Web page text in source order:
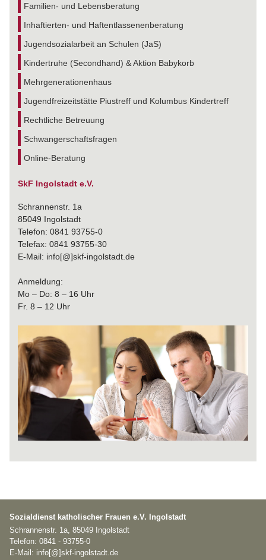
Familien- und Lebensberatung
Inhaftierten- und Haftentlassenenberatung
Jugendsozialarbeit an Schulen (JaS)
Kindertruhe (Secondhand) & Aktion Babykorb
Mehrgenerationenhaus
Jugendfreizeitstätte Piustreff und Kolumbus Kindertreff
Rechtliche Betreuung
Schwangerschaftsfragen
Online-Beratung
SkF Ingolstadt e.V.
Schrannenstr. 1a
85049 Ingolstadt
Telefon: 0841 93755-0
Telefax: 0841 93755-30
E-Mail: info[@]skf-ingolstadt.de
Anmeldung:
Mo – Do: 8 – 16 Uhr
Fr. 8 – 12 Uhr
Sozialdienst katholischer Frauen e.V. Ingolstadt
Schrannenstr. 1a, 85049 Ingolstadt
Telefon: 0841 - 93755-0
E-Mail: info[@]skf-ingolstadt.de